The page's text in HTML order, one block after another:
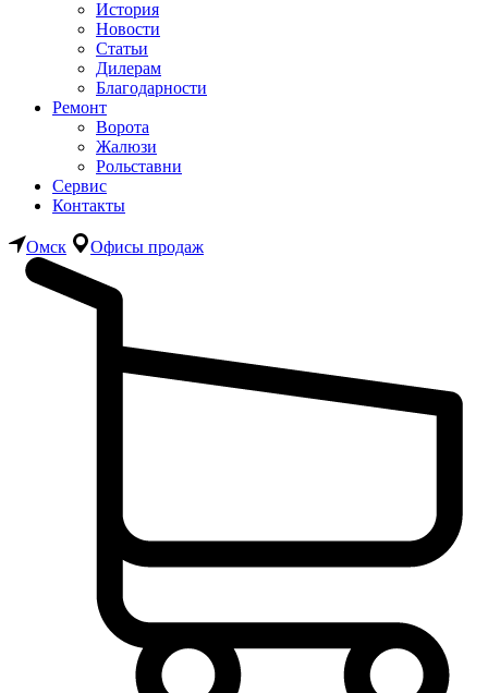
История
Новости
Статьи
Дилерам
Благодарности
Ремонт
Ворота
Жалюзи
Рольставни
Сервис
Контакты
Омск Офисы продаж